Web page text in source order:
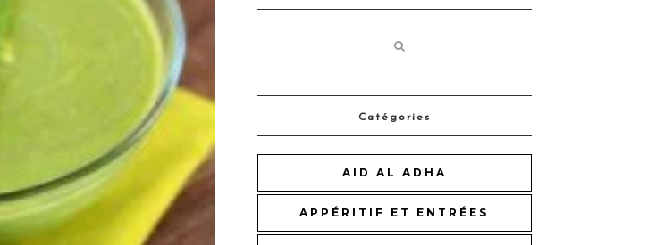
Catégories
AID AL ADHA
APPÉRITIF ET ENTRÉES